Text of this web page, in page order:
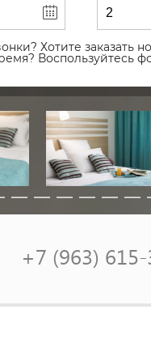
Хотите заказать
+7 (963)